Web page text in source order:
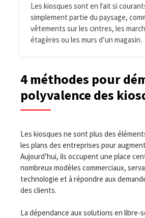
Les kiosques sont en fait si
simplement partie du paysage,
vêtements sur les cintres, les
étagères ou les murs d’un magasin.
4 méthodes pour
polyvalence des
Les kiosques ne sont plus des
les plans des entreprises pour
Aujourd’hui, ils occupent une place
nombreux modèles commerciaux,
technologie et à répondre aux
des clients.
La dépendance aux solutions en libre-